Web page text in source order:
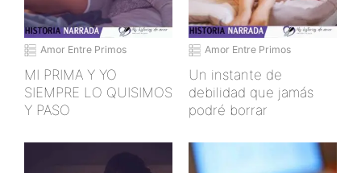
Amor Entre Primos
MI PRIMA Y YO
SIEMPRE LO QUISIMOS
Y PASO
Amor Entre Primos
Un instante de
debilidad que jamás
podré borrar